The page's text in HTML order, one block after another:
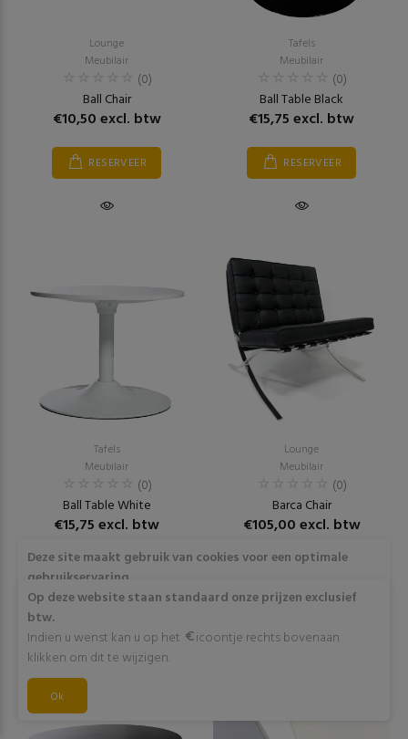
Lounge
Meubilair
(0)
Ball Chair
€10,50 excl. btw
RESERVEER
Tafels
Meubilair
(0)
Ball Table Black
€15,75 excl. btw
RESERVEER
Tafels
Meubilair
(0)
Ball Table White
€15,75 excl. btw
RESERVEER
Lounge
Meubilair
(0)
Barca Chair
€105,00 excl. btw
RESERVEER
Deze site maakt gebruik van cookies voor een optimale
gebruikservaring
Door op "Akkoord" te klikken of verder gebruik te maken
van deze website gaat stemt u in met het gebruik van deze
cookies. Wens je meer info omtrent deze cookies? Klik dan
op "Meer info".
Akkoord
Op deze website staan standaard onze prijzen exclusief
btw.
Indien u wenst kan u op het
icoontje rechts bovenaan
klikken om dit te wijzigen.
Ok